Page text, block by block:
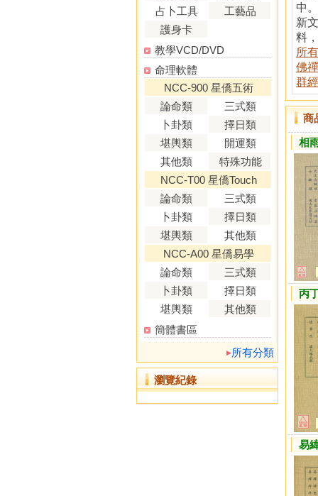
占卜工具
工藝品
護身卡
教學VCD/DVD
命理軟體
NCC-900 星僑五術
論命類
三式類
卜卦類
擇日類
堪輿類
開運類
其他類
特殊功能
NCC-T00 星僑Touch
論命類
三式類
卜卦類
擇日類
堪輿類
其他類
NCC-A00 星僑易學
論命類
三式類
卜卦類
擇日類
堪輿類
其他類
簡體書區
所有分類
瀏覽紀錄
中。
新
料
所
佛
群
商
相
丙
易